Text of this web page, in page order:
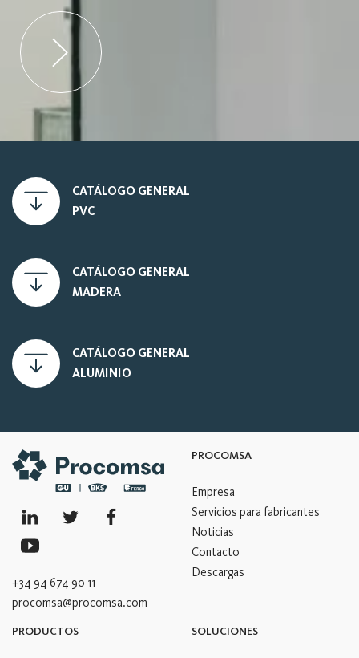
CATÁLOGO GENERAL
PVC
CATÁLOGO GENERAL
MADERA
CATÁLOGO GENERAL
ALUMINIO
+34 94 674 90 11
procomsa@procomsa.com
PROCOMSA
Empresa
Servicios para fabricantes
Noticias
Contacto
Descargas
PRODUCTOS SOLUCIONES